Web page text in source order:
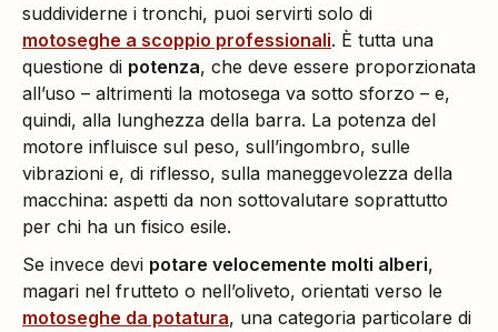
suddividerne i tronchi, puoi servirti solo di
motoseghe a scoppio professionali. È tutta una
questione di potenza, che deve essere proporzionata
all’uso – altrimenti la motosega va sotto sforzo – e,
quindi, alla lunghezza della barra. La potenza del
motore influisce sul peso, sull’ingombro, sulle
vibrazioni e, di riflesso, sulla maneggevolezza della
macchina: aspetti da non sottovalutare soprattutto
per chi ha un fisico esile.
Se invece devi potare velocemente molti alberi,
magari nel frutteto o nell’oliveto, orientati verso le
motoseghe da potatura, una categoria particolare di